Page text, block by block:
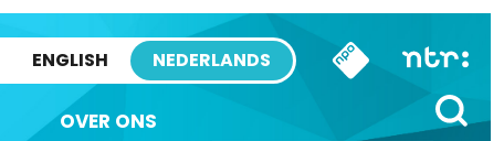
ENGLISH NEDERLANDS
OVER ONS